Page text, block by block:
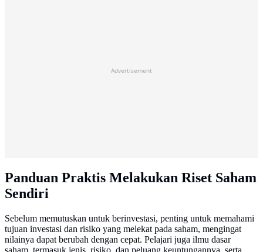
Advertisement
Panduan Praktis Melakukan Riset Saham
Sendiri
Sebelum memutuskan untuk berinvestasi, penting untuk memahami
tujuan investasi dan risiko yang melekat pada saham, mengingat
nilainya dapat berubah dengan cepat. Pelajari juga ilmu dasar